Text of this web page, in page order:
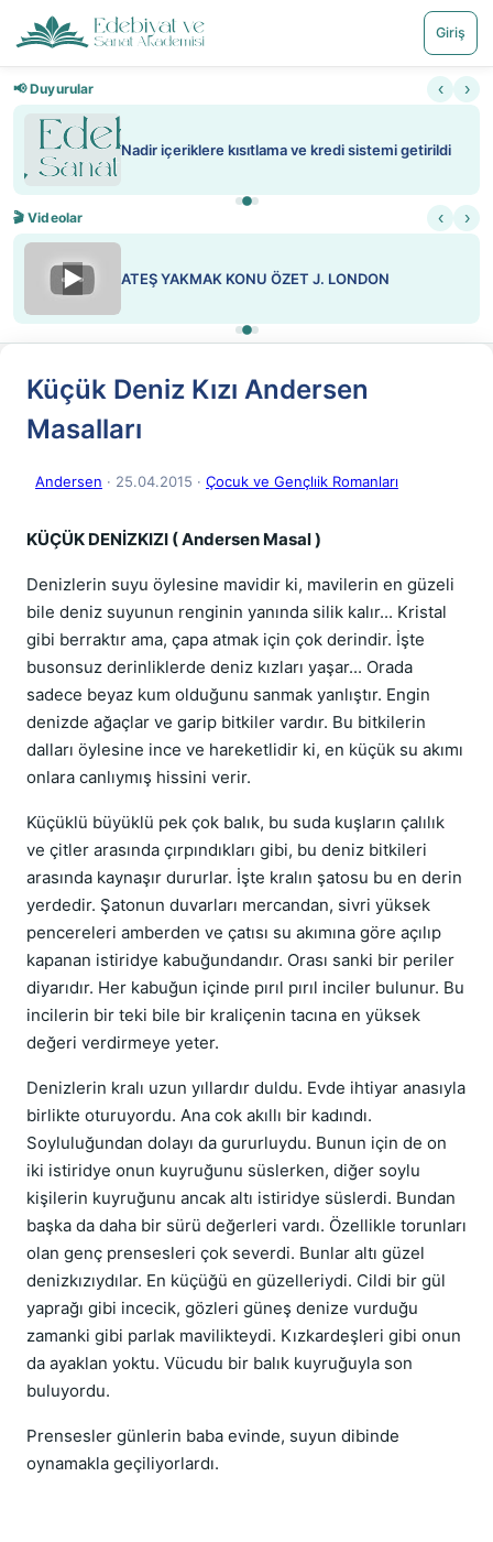
Giriş
📢 Duyurular ‹ ›
Nadir içeriklere kısıtlama ve kredi sistemi getirildi
🎬 Videolar ‹ ›
▶ ATEŞ YAKMAK KONU ÖZET J. LONDON
Küçük Deniz Kızı Andersen
Masalları
Andersen · 25.04.2015 · Çocuk ve Gençlıik Romanları
KÜÇÜK DENİZKIZI ( Andersen Masal )
Denizlerin suyu öylesine mavidir ki, mavilerin en güzeli
bile deniz suyunun renginin yanında silik kalır... Kristal
gibi berraktır ama, çapa atmak için çok derindir. İşte
busonsuz derinliklerde deniz kızları yaşar... Orada
sadece beyaz kum olduğunu sanmak yanlıştır. Engin
denizde ağaçlar ve garip bitkiler vardır. Bu bitkilerin
dalları öylesine ince ve hareketlidir ki, en küçük su akımı
onlara canlıymış hissini verir.
Küçüklü büyüklü pek çok balık, bu suda kuşların çalılık
ve çitler arasında çırpındıkları gibi, bu deniz bitkileri
arasında kaynaşır dururlar. İşte kralın şatosu bu en derin
yerdedir. Şatonun duvarları mercandan, sivri yüksek
pencereleri amberden ve çatısı su akımına göre açılıp
kapanan istiridye kabuğundandır. Orası sanki bir periler
diyarıdır. Her kabuğun içinde pırıl pırıl inciler bulunur. Bu
incilerin bir teki bile bir kraliçenin tacına en yüksek
değeri verdirmeye yeter.
Denizlerin kralı uzun yıllardır duldu. Evde ihtiyar anasıyla
birlikte oturuyordu. Ana cok akıllı bir kadındı.
Soyluluğundan dolayı da gururluydu. Bunun için de on
iki istiridye onun kuyruğunu süslerken, diğer soylu
kişilerin kuyruğunu ancak altı istiridye süslerdi. Bundan
başka da daha bir sürü değerleri vardı. Özellikle torunları
olan genç prensesleri çok severdi. Bunlar altı güzel
denizkızıydılar. En küçüğü en güzelleriydi. Cildi bir gül
yaprağı gibi incecik, gözleri güneş denize vurduğu
zamanki gibi parlak mavilikteydi. Kızkardeşleri gibi onun
da ayaklan yoktu. Vücudu bir balık kuyruğuyla son
buluyordu.
Prensesler günlerin baba evinde, suyun dibinde
oynamakla geçiliyorlardı.